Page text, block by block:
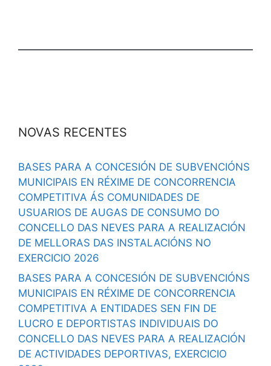
NOVAS RECENTES
BASES PARA A CONCESIÓN DE SUBVENCIÓNS
MUNICIPAIS EN RÉXIME DE CONCORRENCIA
COMPETITIVA ÁS COMUNIDADES DE
USUARIOS DE AUGAS DE CONSUMO DO
CONCELLO DAS NEVES PARA A REALIZACIÓN
DE MELLORAS DAS INSTALACIÓNS NO
EXERCICIO 2026
BASES PARA A CONCESIÓN DE SUBVENCIÓNS
MUNICIPAIS EN RÉXIME DE CONCORRENCIA
COMPETITIVA A ENTIDADES SEN FIN DE
LUCRO E DEPORTISTAS INDIVIDUAIS DO
CONCELLO DAS NEVES PARA A REALIZACIÓN
DE ACTIVIDADES DEPORTIVAS, EXERCICIO